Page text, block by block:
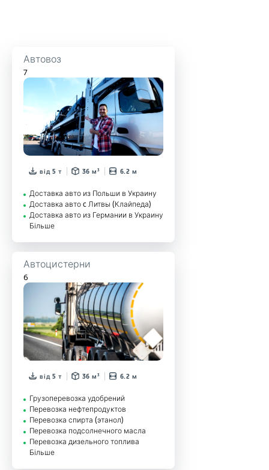
Автовоз
7
від 5 т 36 м³ 6.2 м
Доставка авто из Польши в Украину
Доставка авто c Литвы (Клайпеда)
Доставка авто из Германии в Украину
Більше
Автоцистерни
6
від 5 т 36 м³ 6.2 м
Грузоперевозка удобрений
Перевозка нефтепродуктов
Перевозка спирта (этанол)
Перевозка подсолнечного масла
Перевозка дизельного топлива
Більше